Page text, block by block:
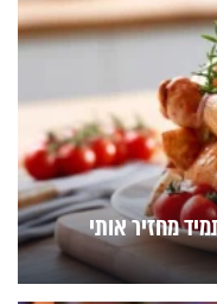
מחזיר אותי